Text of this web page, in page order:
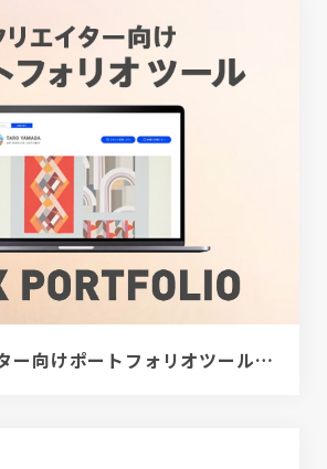
[PR]クリエイター向けポートフォリオツール｜BRIK PORTFOLIO